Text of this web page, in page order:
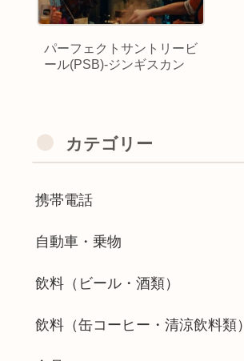
パーフェクトサントリービ
ール(PSB)-ジンギスカン
カテゴリー
携帯電話
自動車・乗物
飲料（ビール・酒類）
飲料（缶コーヒー・清涼飲料類）